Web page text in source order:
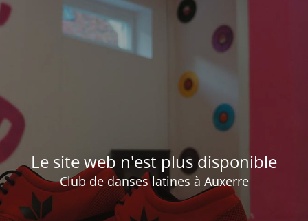
Le site web n'est plus disponible
Club de danses latines à Auxerre